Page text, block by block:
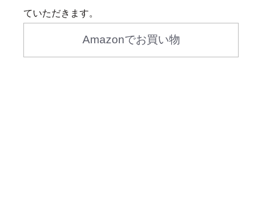
ていただきます。
Amazonでお買い物